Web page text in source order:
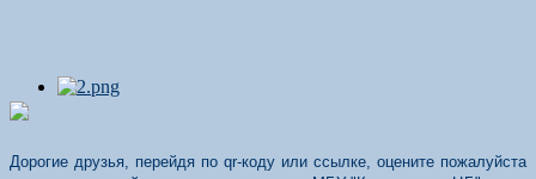
Дорогие друзья, перейдя по qr-коду или ссылке, оцените пожалуйста